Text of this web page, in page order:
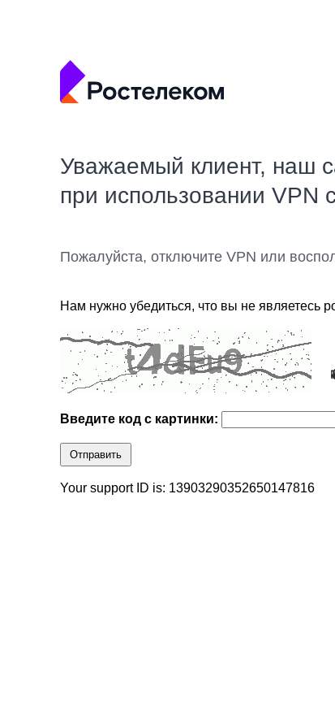
Уважаемый клиент, наш
при использовании VPN
Пожалуйста, отключите VPN или
Нам нужно убедиться, что вы не являетесь
Введите код с картинки:
Отправить
Your support ID is: 13903290352650147816